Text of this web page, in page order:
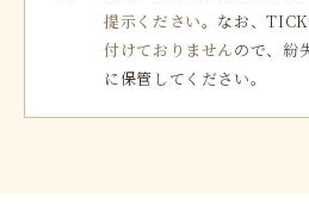
提示ください。なお、
付けておりませんので、紛
に保管してください。